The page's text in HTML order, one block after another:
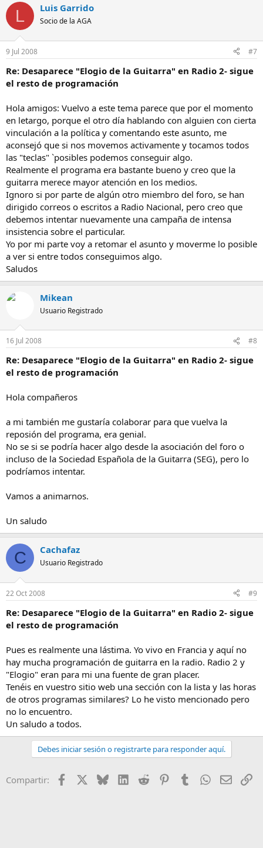
L Luis Garrido
Socio de la AGA
9 Jul 2008 #7
Re: Desaparece "Elogio de la Guitarra" en Radio 2- sigue
el resto de programación
Hola amigos: Vuelvo a este tema parece que por el momento
en letargo, porque el otro día hablando con alguien con cierta
vinculación a la política y comentando este asunto, me
aconsejó que si nos movemos activamente y tocamos todos
las "teclas" `posibles podemos conseguir algo.
Realmente el programa era bastante bueno y creo que la
guitarra merece mayor atención en los medios.
Ignoro si por parte de algún otro miembro del foro, se han
dirigido correos o escritos a Radio Nacional, pero creo que
debemos intentar nuevamente una campaña de intensa
insistencia sobre el particular.
Yo por mi parte voy a retomar el asunto y moverme lo posible
a ver si entre todos conseguimos algo.
Saludos
Mikean
Usuario Registrado
16 Jul 2008 #8
Re: Desaparece "Elogio de la Guitarra" en Radio 2- sigue
el resto de programación
Hola compañeros
a mi también me gustaría colaborar para que vuelva la
reposión del programa, era genial.
No se si se podría hacer algo desde la asociación del foro o
incluso de la Sociedad Española de la Guitarra (SEG), pero lo
podríamos intentar.
Vamos a animarnos.
Un saludo
C Cachafaz
Usuario Registrado
22 Oct 2008 #9
Re: Desaparece "Elogio de la Guitarra" en Radio 2- sigue
el resto de programación
Pues es realmente una lástima. Yo vivo en Francia y aquí no
hay mucha programación de guitarra en la radio. Radio 2 y
"Elogio" eran para mi una fuente de gran placer.
Tenéis en vuestro sitio web una sección con la lista y las horas
de otros programas similares? Lo he visto mencionado pero
no lo encuentro.
Un saludo a todos.
Debes iniciar sesión o registrarte para responder aquí.
Compartir: Facebook BlueskyLinkedIn
Reddit PinterestTumblr WhatsApp
Email